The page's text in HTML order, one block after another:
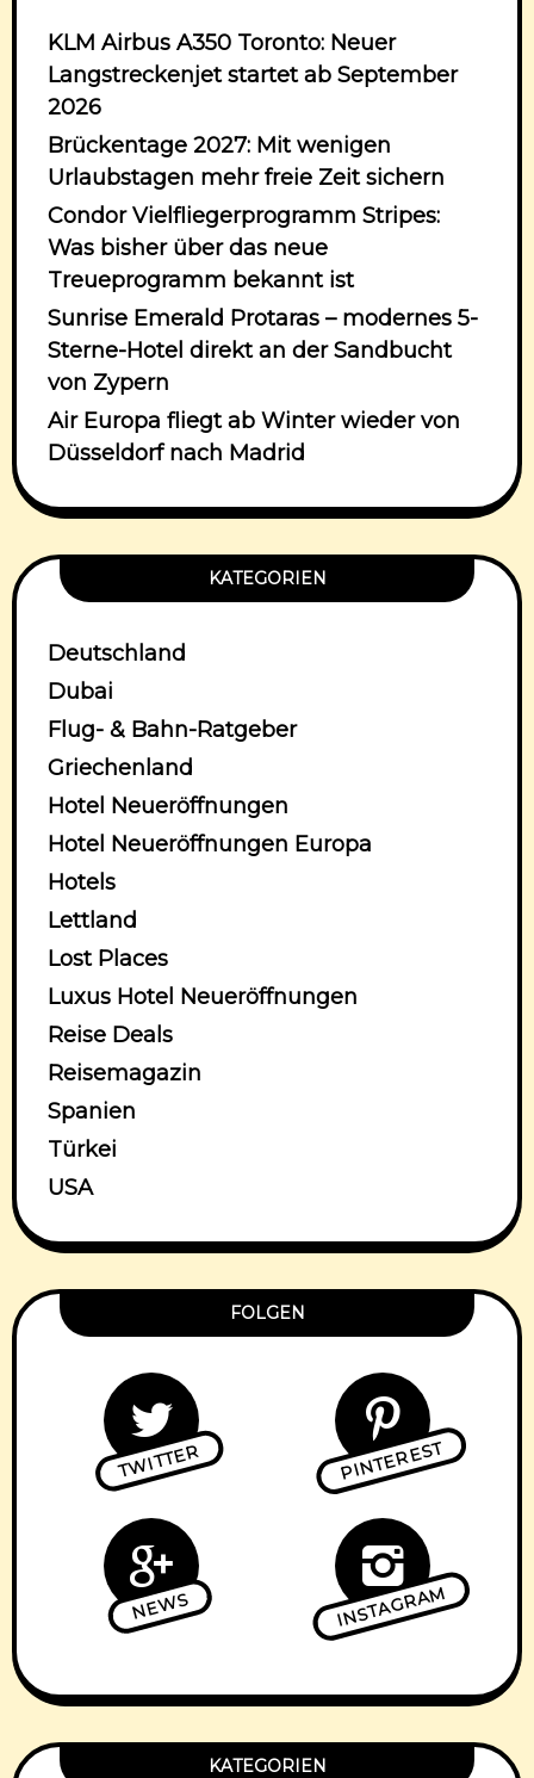
KLM Airbus A350 Toronto: Neuer
Langstreckenjet startet ab September
2026
Brückentage 2027: Mit wenigen
Urlaubstagen mehr freie Zeit sichern
Condor Vielfliegerprogramm Stripes:
Was bisher über das neue
Treueprogramm bekannt ist
Sunrise Emerald Protaras – modernes 5-
Sterne-Hotel direkt an der Sandbucht
von Zypern
Air Europa fliegt ab Winter wieder von
Düsseldorf nach Madrid
KATEGORIEN
Deutschland
Dubai
Flug- & Bahn-Ratgeber
Griechenland
Hotel Neueröffnungen
Hotel Neueröffnungen Europa
Hotels
Lettland
Lost Places
Luxus Hotel Neueröffnungen
Reise Deals
Reisemagazin
Spanien
Türkei
USA
FOLGEN
TWITTER PINTEREST
NEWS INSTAGRAM
KATEGORIEN